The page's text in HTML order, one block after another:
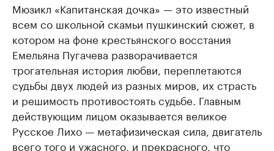
Мюзикл «Капитанская дочка» — это известный
всем со школьной скамьи пушкинский сюжет, в
котором на фоне крестьянского восстания
Емельяна Пугачева разворачивается
трогательная история любви, переплетаются
судьбы двух людей из разных миров, их страсть
и решимость противостоять судьбе. Главным
действующим лицом оказывается великое
Русское Лихо — метафизическая сила, двигатель
всего того и ужасного, и прекрасного, что